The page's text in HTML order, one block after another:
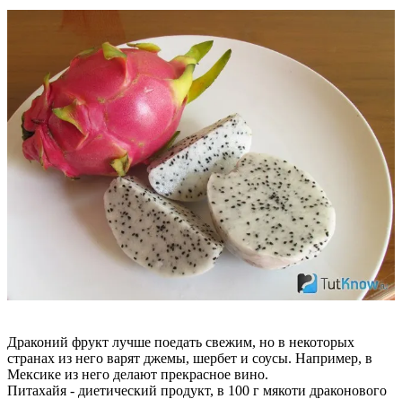
Драконий фрукт лучше поедать свежим, но в некоторых
странах из него варят джемы, шербет и соусы. Например, в
Мексике из него делают прекрасное вино.
Питахайя - диетический продукт, в 100 г мякоти драконового